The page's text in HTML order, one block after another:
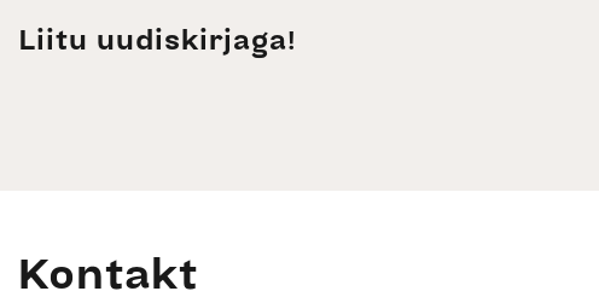
Liitu uudiskirjaga!
Kontakt